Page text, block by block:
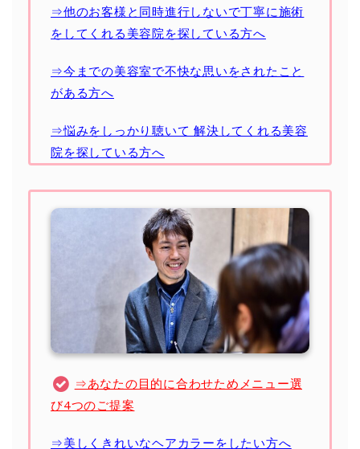
⇒他のお客様と同時進行しないで丁寧に施術
をしてくれる美容院を探している方へ
⇒今までの美容室で不快な思いをされたこと
がある方へ
⇒悩みをしっかり聴いて 解決してくれる美容
院を探している方へ
⇒あなたの目的に合わせためメニュー選
び4つのご提案
⇒美しくきれいなヘアカラーをしたい方へ